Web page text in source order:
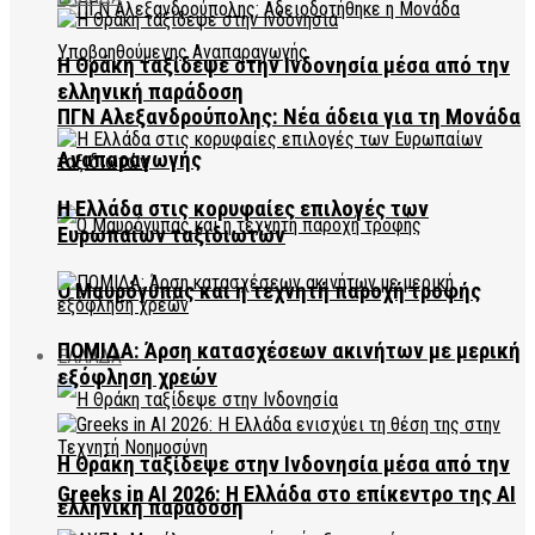
ΠΓΝ Αλεξανδρούπολης: Νέα άδεια για τη Μονάδα
Αναπαραγωγής
Ο Μαυρόγυπας και η τεχνητή παροχή τροφής
ΕΛΛΑΔΑ
Η Θράκη ταξίδεψε στην Ινδονησία μέσα από την
ελληνική παράδοση
Η Θράκη ταξίδεψε στην Ινδονησία μέσα από την
ελληνική παράδοση
Η Ελλάδα στις κορυφαίες επιλογές των
Ευρωπαίων ταξιδιωτών
ΠΟΜΙΔΑ: Άρση κατασχέσεων ακινήτων με μερική
εξόφληση χρεών
Greeks in AI 2026: Η Ελλάδα στο επίκεντρο της AI